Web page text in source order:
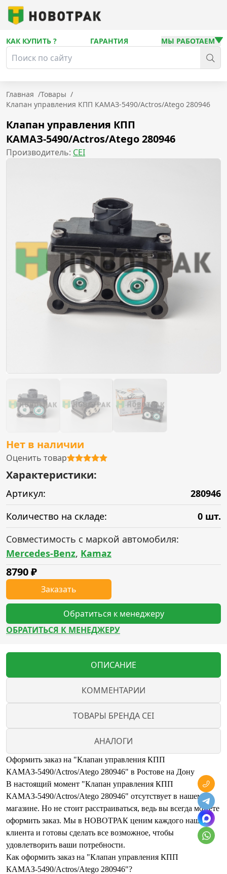
КАК КУПИТЬ ? ГАРАНТИЯ МЫ РАБОТАЕМ
Главная /Товары /
Клапан управления КПП КАМАЗ-5490/Actros/Atego 280946
Клапан управления КПП
КАМАЗ-5490/Actros/Atego 280946
Производитель: CEI
Нет в наличии
Оценить товар
Характеристики:
Артикул:
280946
Количество на складе:
0 шт.
Совместимость с маркой автомобиля:
Mercedes-Benz, Kamaz
8790₽
Заказать
Обратиться к менеджеру
ОБРАТИТЬСЯ К МЕНЕДЖЕРУ
ОПИСАНИЕ
КОММЕНТАРИИ
ТОВАРЫ БРЕНДА CEI
АНАЛОГИ
Оформить заказ на "Клапан управления КПП
КАМАЗ-5490/Actros/Atego 280946" в Ростове на Дону
В настоящий момент "Клапан управления КПП
КАМАЗ-5490/Actros/Atego 280946" отсутствует в нашем
магазине. Но не стоит расстраиваться, ведь вы всегда можете
оформить заказ. Мы в НОВОТРАК ценим каждого нашего
клиента и готовы сделать все возможное, чтобы
удовлетворить ваши потребности.
Как оформить заказ на "Клапан управления КПП
КАМАЗ-5490/Actros/Atego 280946"?